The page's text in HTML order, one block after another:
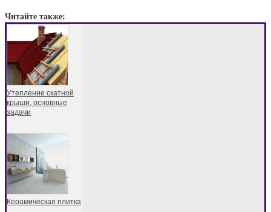
Читайте также:
Утепление скатной
крыши, основные
задачи
Керамическая плитка